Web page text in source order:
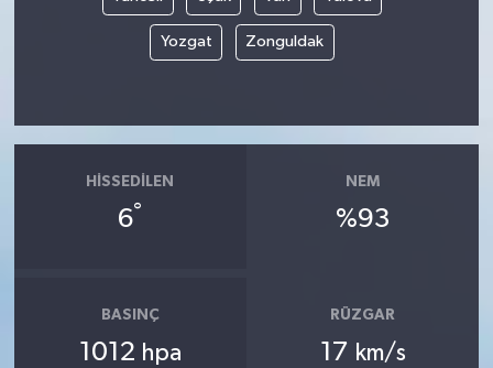
Yozgat Zonguldak
HISSEDILEN
6°
NEM
%93
BASINÇ
1012 hpa
RÜZGAR
17 km/s